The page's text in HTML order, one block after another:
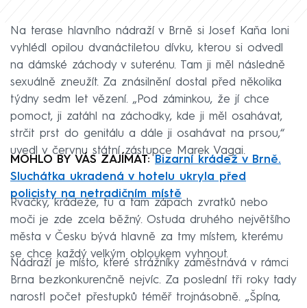
Na terase hlavního nádraží v Brně si Josef Kaňa loni
vyhlédl opilou dvanáctiletou dívku, kterou si odvedl
na dámské záchody v suterénu. Tam ji měl následně
sexuálně zneužít. Za znásilnění dostal před několika
týdny sedm let vězení. „Pod záminkou, že jí chce
pomoct, ji zatáhl na záchodky, kde ji měl osahávat,
strčit prst do genitálu a dále ji osahávat na prsou,“
uvedl v červnu státní zástupce Marek Vagai.
MOHLO BY VÁS ZAJÍMAT: Bizarní krádež v Brně.
Sluchátka ukradená v hotelu ukryla před
policisty na netradičním místě
Rvačky, krádeže, tu a tam zápach zvratků nebo
moči je zde zcela běžný. Ostuda druhého největšího
města v Česku bývá hlavně za tmy místem, kterému
se chce každý velkým obloukem vyhnout.
Nádraží je místo, které strážníky zaměstnává v rámci
Brna bezkonkurenčně nejvíc. Za poslední tři roky tady
narostl počet přestupků téměř trojnásobně. „Špína,